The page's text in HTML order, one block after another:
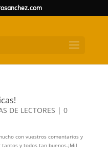
DE LECTORES | 0
con vuestros comentarios y
y todos tan buenos.¡Mil